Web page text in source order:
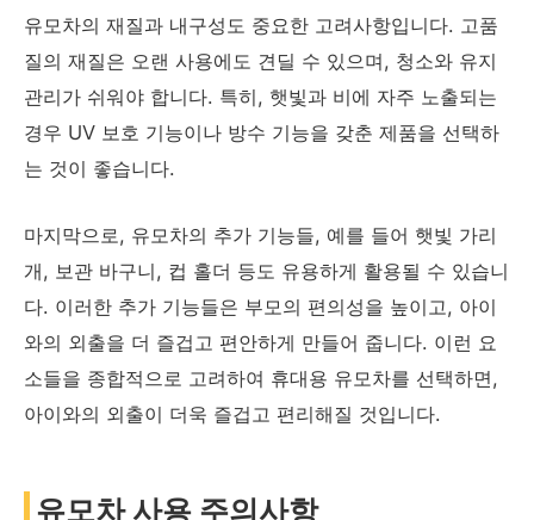
유모차의 재질과 내구성도 중요한 고려사항입니다. 고품
질의 재질은 오랜 사용에도 견딜 수 있으며, 청소와 유지
관리가 쉬워야 합니다. 특히, 햇빛과 비에 자주 노출되는
경우 UV 보호 기능이나 방수 기능을 갖춘 제품을 선택하
는 것이 좋습니다.
마지막으로, 유모차의 추가 기능들, 예를 들어 햇빛 가리
개, 보관 바구니, 컵 홀더 등도 유용하게 활용될 수 있습니
다. 이러한 추가 기능들은 부모의 편의성을 높이고, 아이
와의 외출을 더 즐겁고 편안하게 만들어 줍니다. 이런 요
소들을 종합적으로 고려하여 휴대용 유모차를 선택하면,
아이와의 외출이 더욱 즐겁고 편리해질 것입니다.
유모차 사용 주의사항